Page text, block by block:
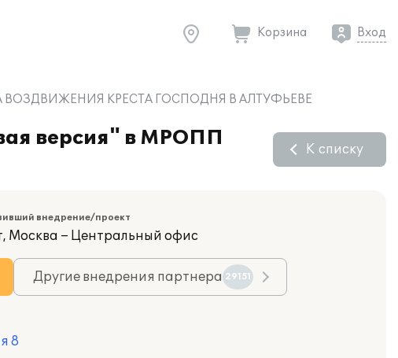
Корзина Вход
ВОЗДВИЖЕНИЯ КРЕСТА ГОСПОДНЯ В АЛТУФЬЕВЕ
версия" в МРОПП
К списку
внедрение/проект
Москва – Центральный офис
Другие внедрения партнера 29151
8